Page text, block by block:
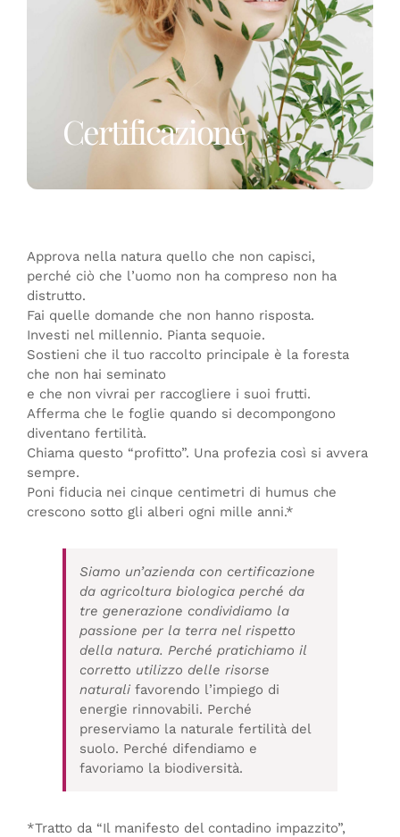
Certificazione
Approva nella natura quello che non capisci,
perché ciò che l’uomo non ha compreso non ha
distrutto.
Fai quelle domande che non hanno risposta.
Investi nel millennio. Pianta sequoie.
Sostieni che il tuo raccolto principale è la foresta
che non hai seminato
e che non vivrai per raccogliere i suoi frutti.
Afferma che le foglie quando si decompongono
diventano fertilità.
Chiama questo “profitto”. Una profezia così si avvera
sempre.
Poni fiducia nei cinque centimetri di humus che
crescono sotto gli alberi ogni mille anni.*
Siamo un’azienda con certificazione
da agricoltura biologica perché da
tre generazione condividiamo la
passione per la terra nel rispetto
della natura. Perché pratichiamo il
corretto utilizzo delle risorse
naturali favorendo l’impiego di
energie rinnovabili. Perché
preserviamo la naturale fertilità del
suolo. Perché difendiamo e
favoriamo la biodiversità.
*Tratto da “Il manifesto del contadino impazzito”,